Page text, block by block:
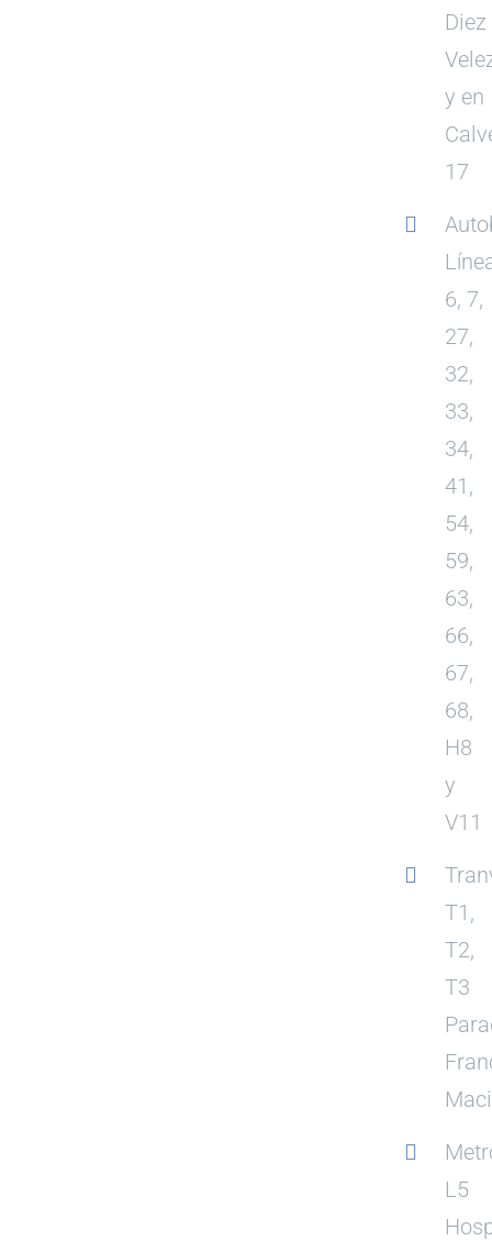
Diez
y en
17
6, 7,
27,
32,
33,
34,
41,
54,
59,
63,
66,
67,
68,
H8
y
V11
T1,
T2,
T3
L5